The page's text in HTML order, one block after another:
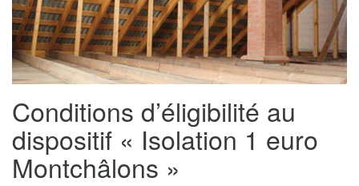
Conditions d’éligibilité au
dispositif « Isolation 1 euro
Montchâlons »